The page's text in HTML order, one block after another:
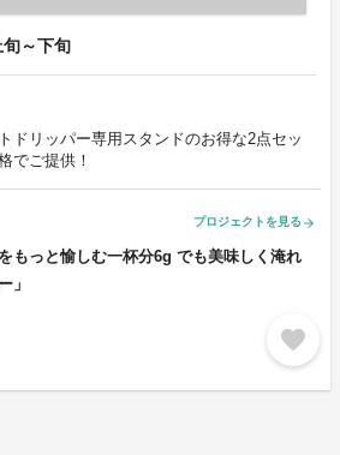
～下旬
ドリッパー専用スタンドのお得な2点セッ
でご提供！
プロジェクトを見る arrow_forward
もっと愉しむ一杯分6g でも美味しく淹れ
」
favorite